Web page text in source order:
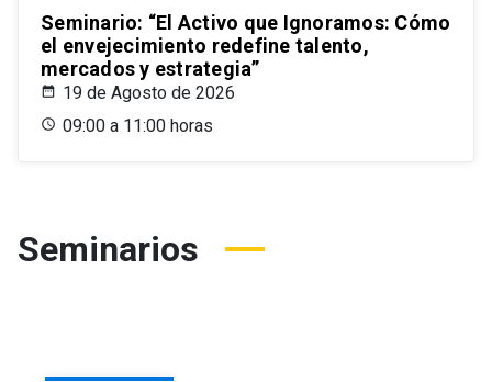
Seminario: “El Activo que Ignoramos: Cómo
el envejecimiento redefine talento,
mercados y estrategia”
19 de Agosto de 2026
09:00 a 11:00 horas
Seminarios